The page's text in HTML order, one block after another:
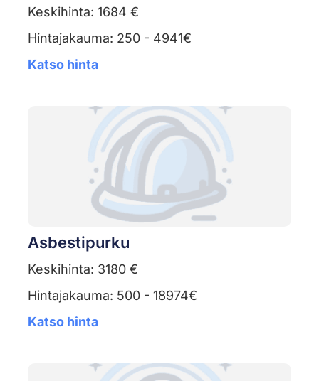
Keskihinta: 1684 €
Hintajakauma: 250 - 4941€
Katso hinta
Asbestipurku
Keskihinta: 3180 €
Hintajakauma: 500 - 18974€
Katso hinta